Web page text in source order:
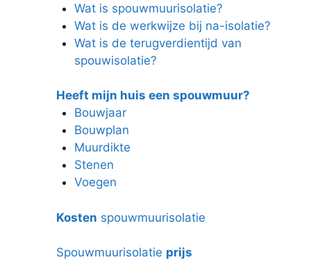
Wat is spouwmuurisolatie?
Wat is de werkwijze bij na-isolatie?
Wat is de terugverdientijd van
spouwisolatie?
Heeft mijn huis een spouwmuur?
Bouwjaar
Bouwplan
Muurdikte
Stenen
Voegen
Kosten spouwmuurisolatie
Spouwmuurisolatie prijs